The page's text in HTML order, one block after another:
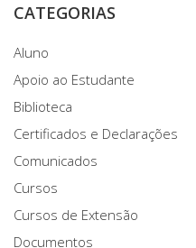
CATEGORIAS
Aluno
Apoio ao Estudante
Biblioteca
Certificados e Declarações
Comunicados
Cursos
Cursos de Extensão
Documentos